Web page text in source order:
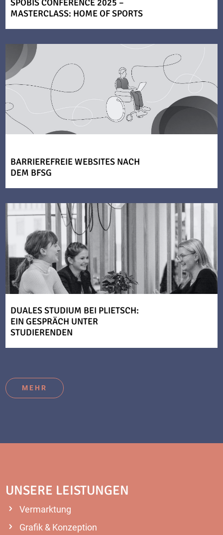
SPOBIS CONFERENCE 2025 –
MASTERCLASS: HOME OF SPORTS
BARRIEREFREIE WEBSITES NACH
DEM BFSG
DUALES STUDIUM BEI PLIETSCH:
EIN GESPRÄCH UNTER
STUDIERENDEN
MEHR
UNSERE LEISTUNGEN
Vermarktung
Grafik & Konzeption